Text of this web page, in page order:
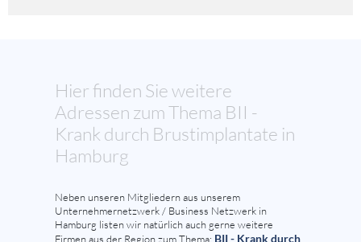
Hier finden Sie weitere
Adressen zum Thema BII -
Krank durch Brustimplantate in
Hamburg
Neben unseren Mitgliedern aus unserem
Unternehmernetzwerk / Business Netzwerk in
Hamburg listen wir natürlich auch gerne weitere
Firmen aus der Region zum Thema: BII - Krank durch